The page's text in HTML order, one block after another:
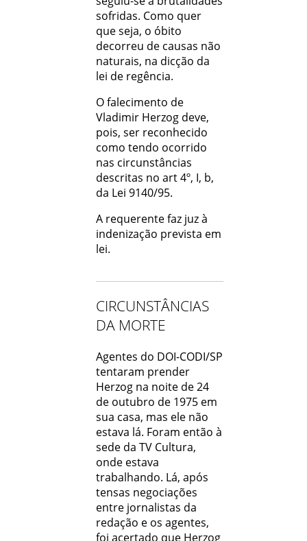
sofridas. Como quer
que seja, o óbito
decorreu de causas não
naturais, na dicção da
lei de regência.
O falecimento de
Vladimir Herzog deve,
pois, ser reconhecido
como tendo ocorrido
nas circunstâncias
descritas no art 4º, I, b,
da Lei 9140/95.
A requerente faz juz à
indenização prevista em
lei.
CIRCUNSTÂNCIAS
DA MORTE
Agentes do DOI-CODI/SP
tentaram prender
Herzog na noite de 24
de outubro de 1975 em
sua casa, mas ele não
estava lá. Foram então à
sede da TV Cultura,
onde estava
trabalhando. Lá, após
tensas negociações
entre jornalistas da
redação e os agentes,
foi acertado que Herzog